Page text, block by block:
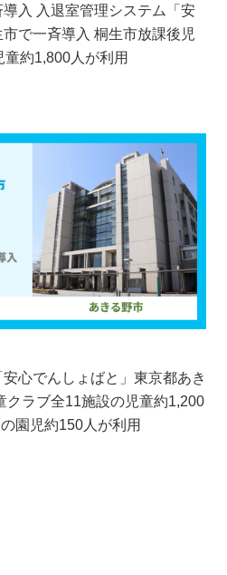
入 入退室管理システム「安
で一斉導入 桐生市放課後児
約1,800人が利用
心でんしょばと」東京都あき
クラブ全11施設の児童約1,200
園児約150人が利用